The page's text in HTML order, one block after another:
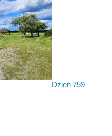
Dzień 759 –